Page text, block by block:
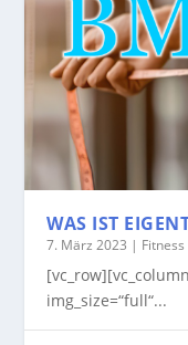
WAS IST
7. März 2023 | Fitness
img_size=“full“...